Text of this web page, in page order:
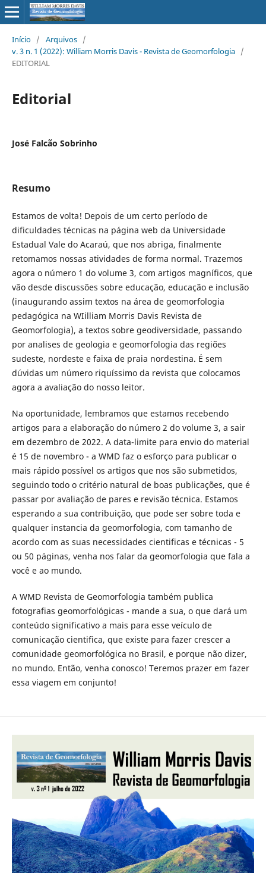
Início / Arquivos /
v. 3 n. 1 (2022): William Morris Davis - Revista de Geomorfologia /
EDITORIAL
Editorial
José Falcão Sobrinho
Resumo
Estamos de volta! Depois de um certo período de
dificuldades técnicas na página web da Universidade
Estadual Vale do Acaraú, que nos abriga, finalmente
retomamos nossas atividades de forma normal. Trazemos
agora o número 1 do volume 3, com artigos magníficos, que
vão desde discussões sobre educação, educação e inclusão
(inaugurando assim textos na área de geomorfologia
pedagógica na WIilliam Morris Davis Revista de
Geomorfologia), a textos sobre geodiversidade, passando
por analises de geologia e geomorfologia das regiões
sudeste, nordeste e faixa de praia nordestina. É sem
dúvidas um número riquíssimo da revista que colocamos
agora a avaliação do nosso leitor.
Na oportunidade, lembramos que estamos recebendo
artigos para a elaboração do número 2 do volume 3, a sair
em dezembro de 2022. A data-limite para envio do material
é 15 de novembro - a WMD faz o esforço para publicar o
mais rápido possível os artigos que nos são submetidos,
seguindo todo o critério natural de boas publicações, que é
passar por avaliação de pares e revisão técnica. Estamos
esperando a sua contribuição, que pode ser sobre toda e
qualquer instancia da geomorfologia, com tamanho de
acordo com as suas necessidades cientificas e técnicas - 5
ou 50 páginas, venha nos falar da geomorfologia que fala a
você e ao mundo.
A WMD Revista de Geomorfologia também publica
fotografias geomorfológicas - mande a sua, o que dará um
conteúdo significativo a mais para esse veículo de
comunicação cientifica, que existe para fazer crescer a
comunidade geomorfológica no Brasil, e porque não dizer,
no mundo. Então, venha conosco! Teremos prazer em fazer
essa viagem em conjunto!